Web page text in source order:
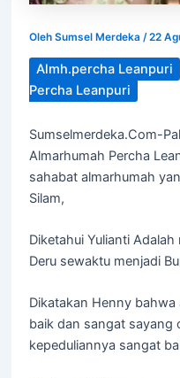
Oleh Sumsel Merdeka /22
Almh.percha Leanpuri
Percha Leanpuri
Sumselmerdeka.Com-
Almarhumah Percha
sahabat almarhumah
Silam,
Diketahui Yulianti
Deru sewaktu menjadi
Dikatakan Henny
baik dan sangat sayang
kepeduliannya sangat